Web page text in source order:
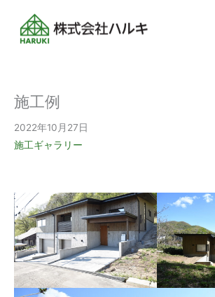
施工例
2022年10月27日
施工ギャラリー